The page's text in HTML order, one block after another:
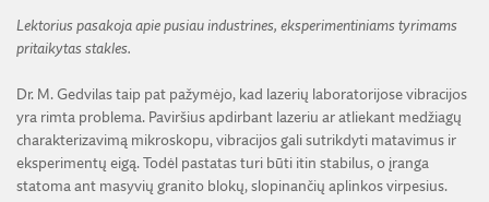
Lektorius pasakoja apie pusiau industrines, eksperimentiniams tyrimams
pritaikytas stakles.
Dr. M. Gedvilas taip pat pažymėjo, kad lazerių laboratorijose vibracijos
yra rimta problema. Paviršius apdirbant lazeriu ar atliekant medžiagų
charakterizavimą mikroskopu, vibracijos gali sutrikdyti matavimus ir
eksperimentų eigą. Todėl pastatas turi būti itin stabilus, o įranga
statoma ant masyvių granito blokų, slopinančių aplinkos virpesius.